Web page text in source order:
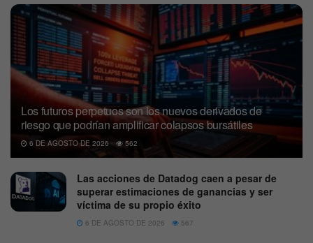
Los futuros perpetuos son los nuevos derivados de
riesgo que podrían amplificar colapsos bursátiles
6 DE AGOSTO DE 2026 562
Las acciones de Datadog caen a pesar de
superar estimaciones de ganancias y ser
víctima de su propio éxito
6 DE AGOSTO DE 2026 567